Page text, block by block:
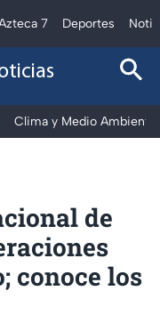
7 Deportes
Clima y Medio Ambiente
de
conoce los